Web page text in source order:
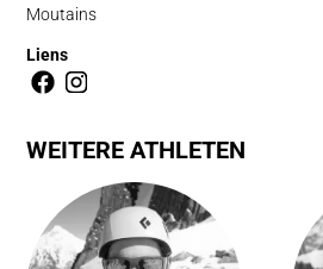
Moutains
Liens
WEITERE ATHLETEN